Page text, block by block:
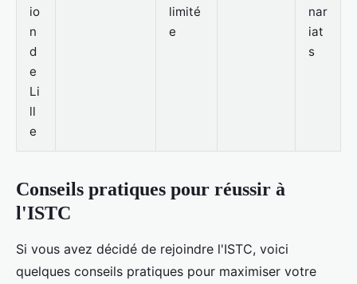
io
n
d
e
Li
ll
e
limité
e
nar
iat
s
Conseils pratiques pour réussir à
l'ISTC
Si vous avez décidé de rejoindre l'ISTC, voici
quelques conseils pratiques pour maximiser votre